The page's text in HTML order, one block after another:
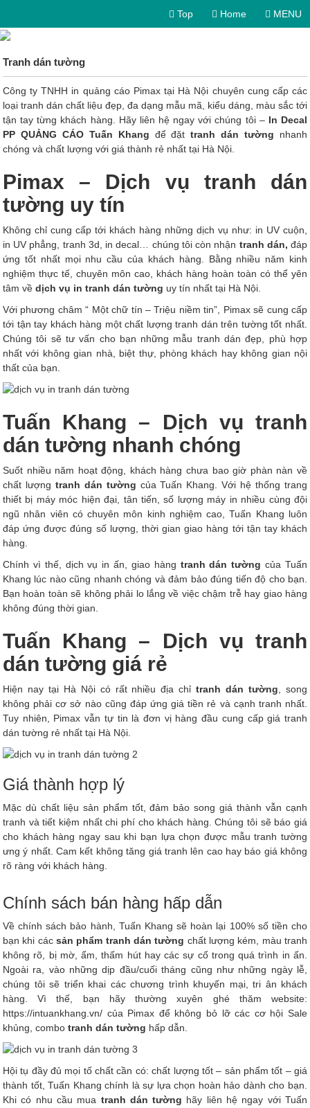
MENU
Home
Top
Tranh dán tường
Công ty TNHH in quảng cáo Pimax tại Hà Nội chuyên cung cấp các
loại tranh dán chất liệu đẹp, đa dạng mẫu mã, kiểu dáng, màu sắc tới
tận tay từng khách hàng. Hãy liên hệ ngay với chúng tôi – In Decal
PP QUẢNG CÁO Tuấn Khang để đặttranh dán tường nhanh
chóng và chất lượng với giá thành rẻ nhất tại Hà Nội.
Pimax – Dịch vụ tranh dán
tường uy tín
Không chỉ cung cấp tới khách hàng những dịch vụ như: in UV cuộn,
in UV phẳng, tranh 3d, in decal… chúng tôi còn nhận tranh dán, đáp
ứng tốt nhất mọi nhu cầu của khách hàng. Bằng nhiều năm kinh
nghiệm thực tế, chuyên môn cao, khách hàng hoàn toàn có thể yên
tâm về dịch vụ in tranh dán tường uy tín nhất tại Hà Nội.
Với phương châm “ Một chữ tín – Triệu niềm tin”, Pimax sẽ cung cấp
tới tận tay khách hàng một chất lượng tranh dán trên tường tốt nhất.
Chúng tôi sẽ tư vấn cho bạn những mẫu tranh dán đẹp, phù hợp
nhất với không gian nhà, biệt thự, phòng khách hay không gian nội
thất của bạn.
Tuấn Khang – Dịch vụ tranh
dán tường nhanh chóng
Suốt nhiều năm hoạt động, khách hàng chưa bao giờ phàn nàn về
chất lượng tranh dán tường của Tuấn Khang. Với hệ thống trang
thiết bị máy móc hiện đại, tân tiến, số lượng máy in nhiều cùng đội
ngũ nhân viên có chuyên môn kinh nghiệm cao, Tuấn Khang luôn
đáp ứng được đúng số lượng, thời gian giao hàng tới tận tay khách
hàng.
Chính vì thế, dịch vụ in ấn, giao hàng tranh dán tường của Tuấn
Khang lúc nào cũng nhanh chóng và đảm bảo đúng tiến độ cho bạn.
Bạn hoàn toàn sẽ không phải lo lắng về việc chậm trễ hay giao hàng
không đúng thời gian.
Tuấn Khang – Dịch vụ tranh
dán tường giá rẻ
Hiện nay tại Hà Nội có rất nhiều địa chỉtranh dán tường , song
không phải cơ sở nào cũng đáp ứng giá tiền rẻ và cạnh tranh nhất.
Tuy nhiên, Pimax vẫn tự tin là đơn vị hàng đầu cung cấp giá tranh
dán tường rẻ nhất tại Hà Nội.
Giá thành hợp lý
Mặc dù chất liệu sản phẩm tốt, đảm bảo song giá thành vẫn cạnh
tranh và tiết kiệm nhất chi phí cho khách hàng. Chúng tôi sẽ báo giá
cho khách hàng ngay sau khi bạn lựa chọn được mẫu tranh tường
ưng ý nhất. Cam kết không tăng giá tranh lên cao hay báo giá không
rõ ràng với khách hàng.
Chính sách bán hàng hấp dẫn
Về chính sách bảo hành, Tuấn Khang sẽ hoàn lại 100% số tiền cho
bạn khi các sản phẩm tranh dán tường chất lượng kém, màu tranh
không rõ, bị mờ, ẩm, thấm hút hay các sự cố trong quá trình in ấn.
Ngoài ra, vào những dịp đầu/cuối tháng cũng như những ngày lễ,
chúng tôi sẽ triển khai các chương trình khuyến mại, tri ân khách
hàng. Vì thế, bạn hãy thường xuyên ghé thăm website:
https://intuankhang.vn/ của Pimax để không bỏ lỡ các cơ hội Sale
khủng, combo tranh dán tường hấp dẫn.
Hội tụ đầy đủ mọi tố chất cần có: chất lượng tốt – sản phẩm tốt – giá
thành tốt, Tuấn Khang chính là sự lựa chọn hoàn hảo dành cho bạn.
Khi có nhu cầu mua tranh dán tường hãy liên hệ ngay với Tuấn